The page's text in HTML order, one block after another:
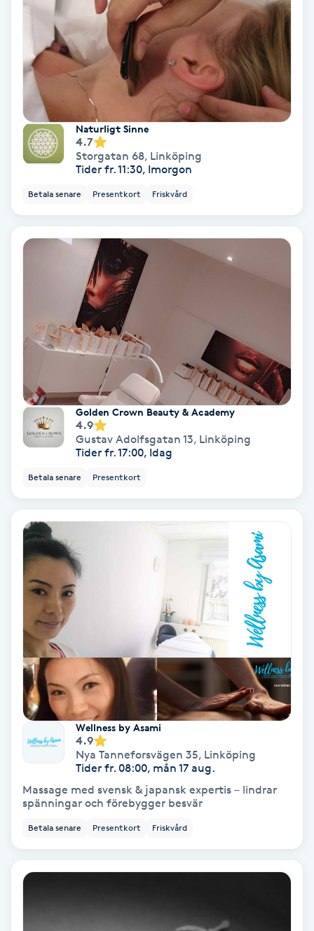
Regndroppsmassage
Reikihealing
Reiki massage
Restorative Yoga
Rosenmetoden
Samtalsterapi
Shiatsu
Singelfransar
Sjukgymnastik
Skalpmassage
Skinbooster
Sklerosering
Skoinlägg
Skägg
Skäggfärgning
Skäggklippning
Skäggtrimmning
Skönhet
Naturligt Sinne
4.7
Storgatan 68, Linköping
Tider fr. 11:30, Imorgon
Betala senare Presentkort Friskvård
Golden Crown Beauty & Academy
4.9
Gustav Adolfsgatan 13, Linköping
Tider fr. 17:00, Idag
Betala senare Presentkort
Wellness by Asami
4.9
Nya Tanneforsvägen 35, Linköping
Tider fr. 08:00, mån 17 aug.
Massage med svensk & japansk expertis – lindrar
spänningar och förebygger besvär
Betala senare Presentkort Friskvård